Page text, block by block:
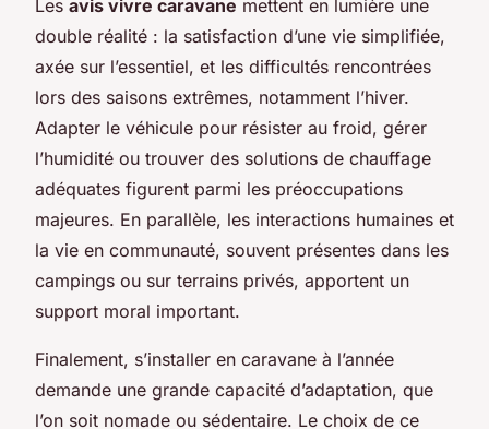
Les avis vivre caravane mettent en lumière une
double réalité : la satisfaction d’une vie simplifiée,
axée sur l’essentiel, et les difficultés rencontrées
lors des saisons extrêmes, notamment l’hiver.
Adapter le véhicule pour résister au froid, gérer
l’humidité ou trouver des solutions de chauffage
adéquates figurent parmi les préoccupations
majeures. En parallèle, les interactions humaines et
la vie en communauté, souvent présentes dans les
campings ou sur terrains privés, apportent un
support moral important.
Finalement, s’installer en caravane à l’année
demande une grande capacité d’adaptation, que
l’on soit nomade ou sédentaire. Le choix de ce